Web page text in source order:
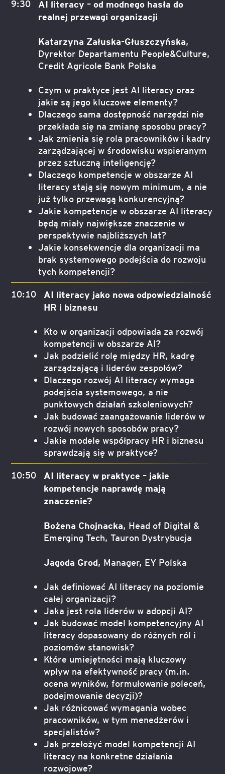
9:30
AI literacy – od modnego hasła do
realnej przewagi organizacji
Katarzyna Załuska-Głuszczyńska,
Dyrektor Departamentu People&Culture,
Credit Agricole Bank Polska
Czym w praktyce jest AI literacy oraz
jakie są jego kluczowe elementy?
Dlaczego sama dostępność narzędzi nie
przekłada się na zmianę sposobu pracy?
Jak zmienia się rola pracowników i kadry
zarządzającej w środowisku wspieranym
przez sztuczną inteligencję?
Dlaczego kompetencje w obszarze AI
literacy stają się nowym minimum, a nie
już tylko przewagą konkurencyjną?
Jakie kompetencje w obszarze AI literacy
będą miały największe znaczenie w
perspektywie najbliższych lat?
Jakie konsekwencje dla organizacji ma
brak systemowego podejścia do rozwoju
tych kompetencji?
10:10
AI literacy jako nowa odpowiedzialność
HR i biznesu
Kto w organizacji odpowiada za rozwój
kompetencji w obszarze AI?
Jak podzielić rolę między HR, kadrę
zarządzającą i liderów zespołów?
Dlaczego rozwój AI literacy wymaga
podejścia systemowego, a nie
punktowych działań szkoleniowych?
Jak budować zaangażowanie liderów w
rozwój nowych sposobów pracy?
Jakie modele współpracy HR i biznesu
sprawdzają się w praktyce?
10:50
AI literacy w praktyce – jakie
kompetencje naprawdę mają
znaczenie?
Bożena Chojnacka, Head of Digital &
Emerging Tech, Tauron Dystrybucja
Jagoda Grod, Manager, EY Polska
Jak definiować AI literacy na poziomie
całej organizacji?
Jaka jest rola liderów w adopcji AI?
Jak budować model kompetencyjny AI
literacy dopasowany do różnych ról i
poziomów stanowisk?
Które umiejętności mają kluczowy
wpływ na efektywność pracy (m.in.
ocena wyników, formułowanie poleceń,
podejmowanie decyzji)?
Jak różnicować wymagania wobec
pracowników, w tym menedżerów i
specjalistów?
Jak przełożyć model kompetencji AI
literacy na konkretne działania
rozwojowe?